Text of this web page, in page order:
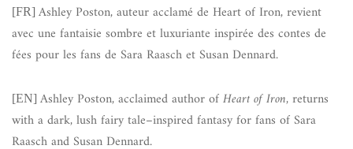
[FR] Ashley Poston, auteur acclamé de Heart of Iron, revient
avec une fantaisie sombre et luxuriante inspirée des contes de
fées pour les fans de Sara Raasch et Susan Dennard.
[EN] Ashley Poston, acclaimed author ofHeart of Iron, returns
with a dark, lush fairy tale–inspired fantasy for fans of Sara
Raasch and Susan Dennard.